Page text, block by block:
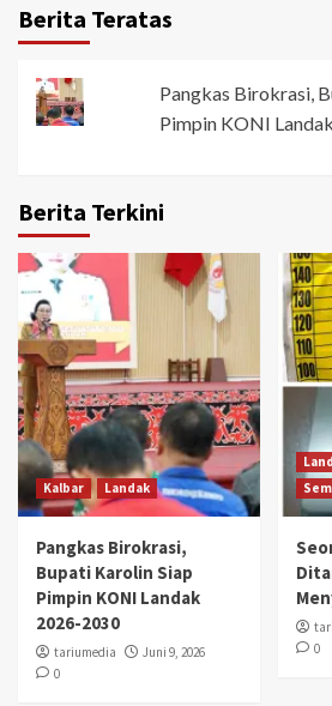
Berita Teratas
Pangkas Birokrasi,
Pimpin KONI
Berita Terkini
Kalbar Landak
Pangkas Birokrasi,
Bupati Karolin Siap
Pimpin KONI Landak
2026-2030
tariumedia
Juni 9, 2026
0
0